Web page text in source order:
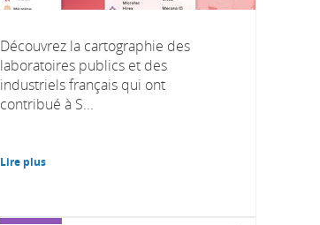
Découvrez la cartographie des
laboratoires publics et des
industriels français qui ont
contribué à S...
Lire plus